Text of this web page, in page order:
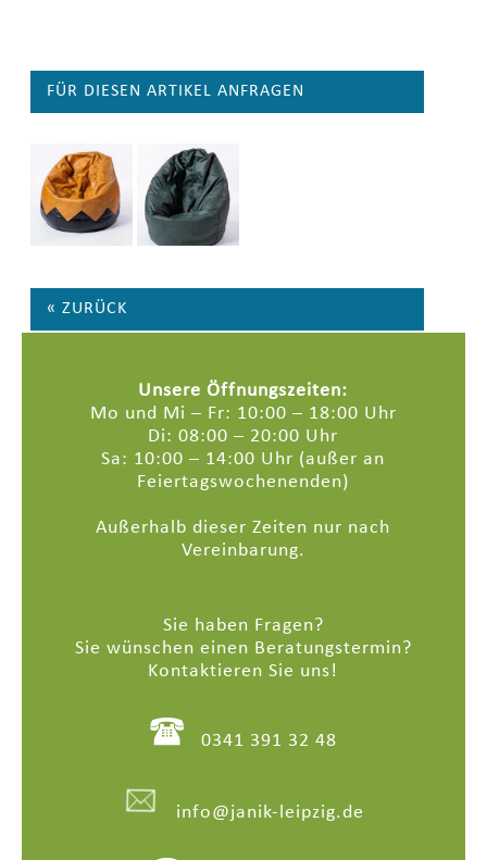
FÜR DIESEN ARTIKEL ANFRAGEN
« ZURÜCK
Unsere Öffnungszeiten:
Mo und Mi – Fr: 10:00 – 18:00 Uhr
Di: 08:00 – 20:00 Uhr
Sa: 10:00 – 14:00 Uhr (außer an
Feiertagswochenenden)
Außerhalb dieser Zeiten nur nach
Vereinbarung.
Sie haben Fragen?
Sie wünschen einen Beratungstermin?
Kontaktieren Sie uns!
0341 391 32 48
info@janik-leipzig.de